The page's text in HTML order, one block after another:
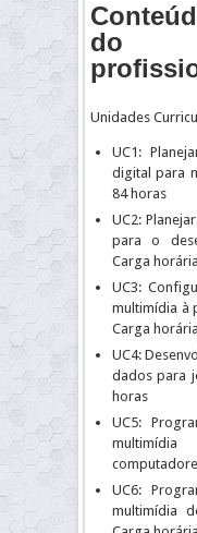
do
Unidades
UC1:
digital para
84 horas
UC2:
para o
Carga
UC3:
multimídia à
Carga
UC4:
dados para
horas
UC5:
UC6:
multimídia